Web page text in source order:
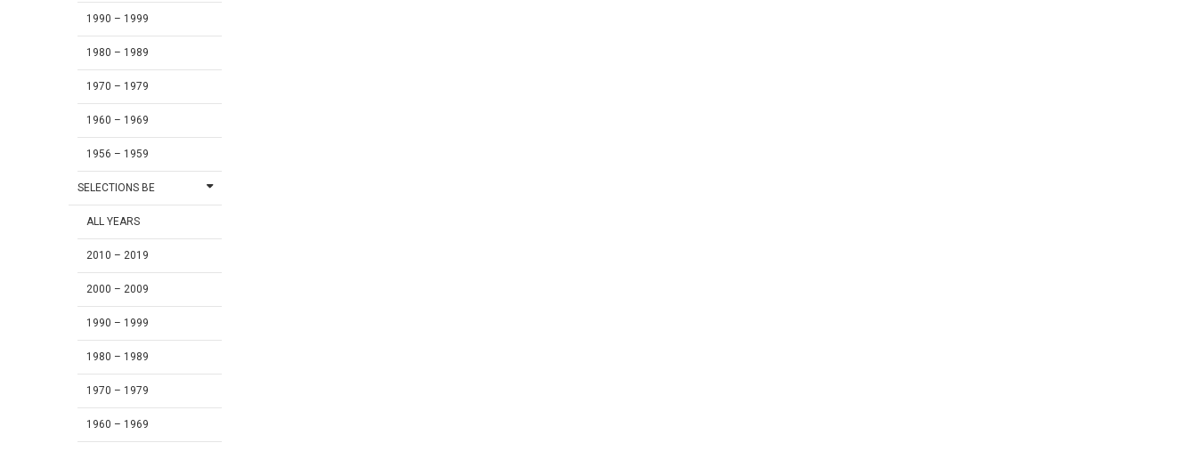
1990 – 1999
1980 – 1989
1970 – 1979
1960 – 1969
1956 – 1959
SELECTIONS BE
ALL YEARS
2010 – 2019
2000 – 2009
1990 – 1999
1980 – 1989
1970 – 1979
1960 – 1969